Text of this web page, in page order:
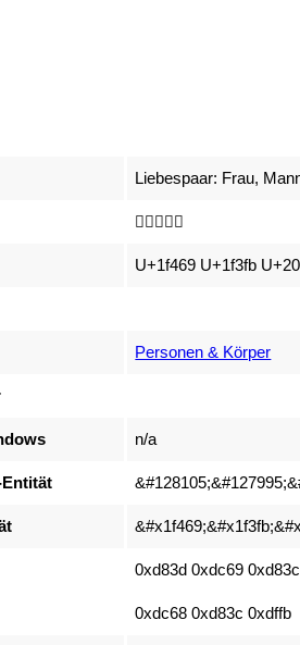
Liebespaar: Frau,
👩🏻‍❤️‍👨🏻
U+1f469 U+1f3fb
Personen & Körper
n/a
Entität
0xd83d 0xdc69
0xdc68 0xd83c 0xdffb